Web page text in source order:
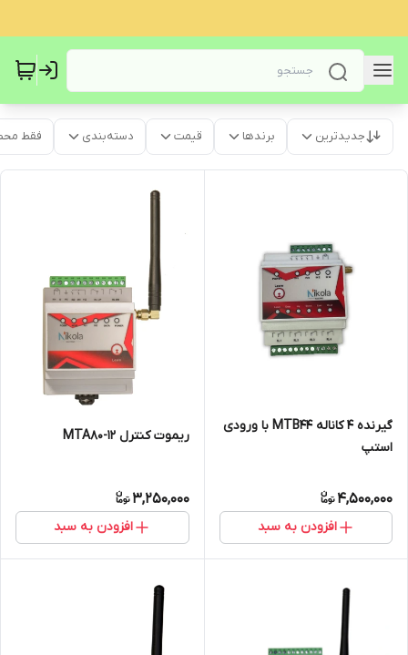
جدیدترین برندها قیمت دسته‌بندی فقط
گیرنده 4 کاناله MTB44 با ورودی
استپ
4,500,000
افزودن به سبد
ریموت کنترل MTA80-12
3,250,000
افزودن به سبد